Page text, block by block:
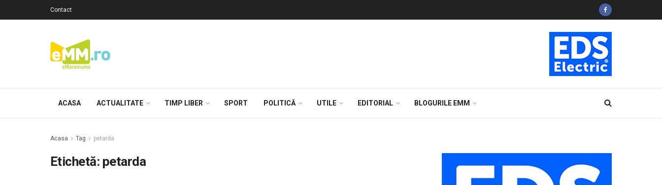
Contact
ACASA ACTUALITATE TIMP LIBER SPORT POLITICĂ UTILE EDITORIAL BLOGURILE EMM
Acasa Tag petarda
Etichetă: petarda